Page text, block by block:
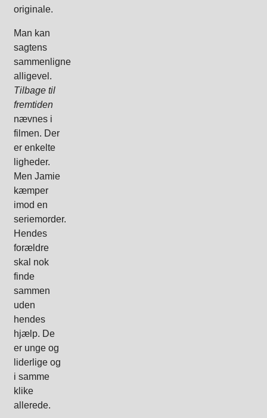
originale.
Man kan
sagtens
sammenligne
alligevel.
Tilbage til
fremtiden
nævnes i
filmen. Der
er enkelte
ligheder.
Men Jamie
kæmper
imod en
seriemorder.
Hendes
forældre
skal nok
finde
sammen
uden
hendes
hjælp. De
er unge og
liderlige og
i samme
klike
allerede.